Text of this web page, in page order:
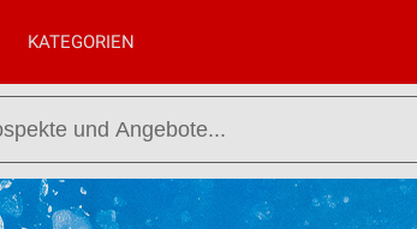
KATEGORIEN